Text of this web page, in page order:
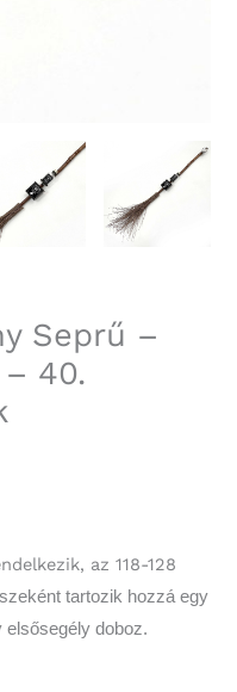
Seprű –
40.
az 118-128
tartozik hozzá egy
elsősegély doboz.